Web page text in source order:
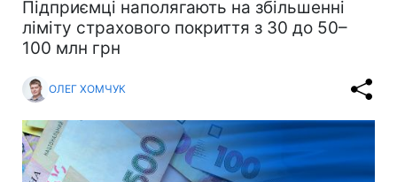
Підприємці наполягають на збільшенні
ліміту страхового покриття з 30 до 50–
100 млн грн
ОЛЕГ ХОМЧУК